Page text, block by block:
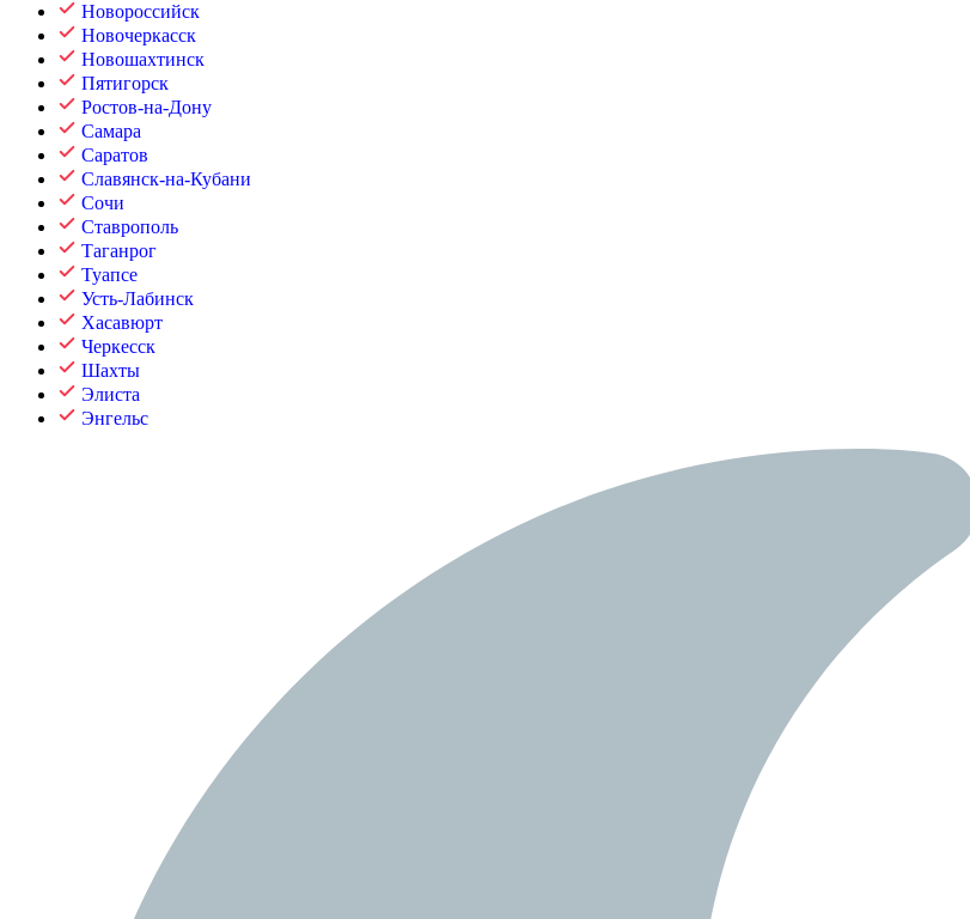
Новороссийск
Новочеркасск
Новошахтинск
Пятигорск
Ростов-на-Дону
Самара
Саратов
Славянск-на-Кубани
Сочи
Ставрополь
Таганрог
Туапсе
Усть-Лабинск
Хасавюрт
Черкесск
Шахты
Элиста
Энгельс